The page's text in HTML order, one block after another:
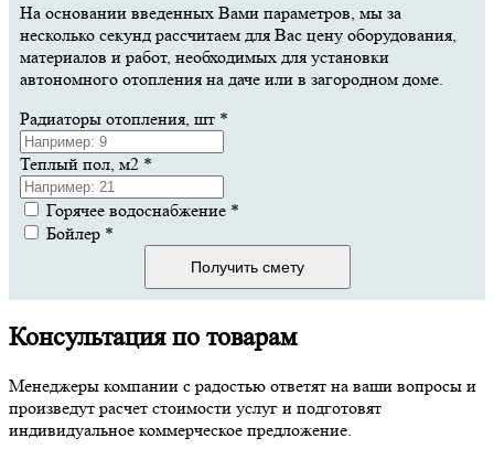
На основании введенных Вами параметров, мы за
несколько секунд рассчитаем для Вас цену оборудования,
материалов и работ, необходимых для установки
автономного отопления на даче или в загородном доме.
Радиаторы отопления, шт *
Теплый пол, м2 *
Горячее водоснабжение *
Бойлер *
Получить смету
Консультация по товарам
Менеджеры компании с радостью ответят на ваши вопросы и
произведут расчет стоимости услуг и подготовят
индивидуальное коммерческое предложение.